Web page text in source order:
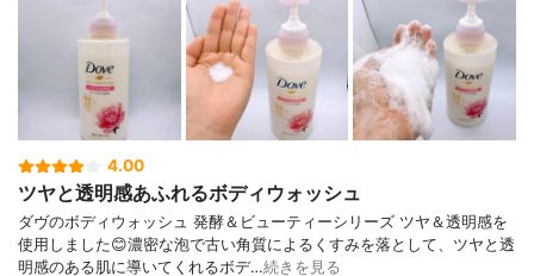
4.00
ツヤと透明感あふれるボディウォッシュ
ダヴのボディウォッシュ 発酵＆ビューティーシリーズ ツヤ＆透明感を
使用しました😊濃密な泡で古い角質によるくすみを落として、ツヤと透
明感のある肌に導いてくれるボデ…続きを見る